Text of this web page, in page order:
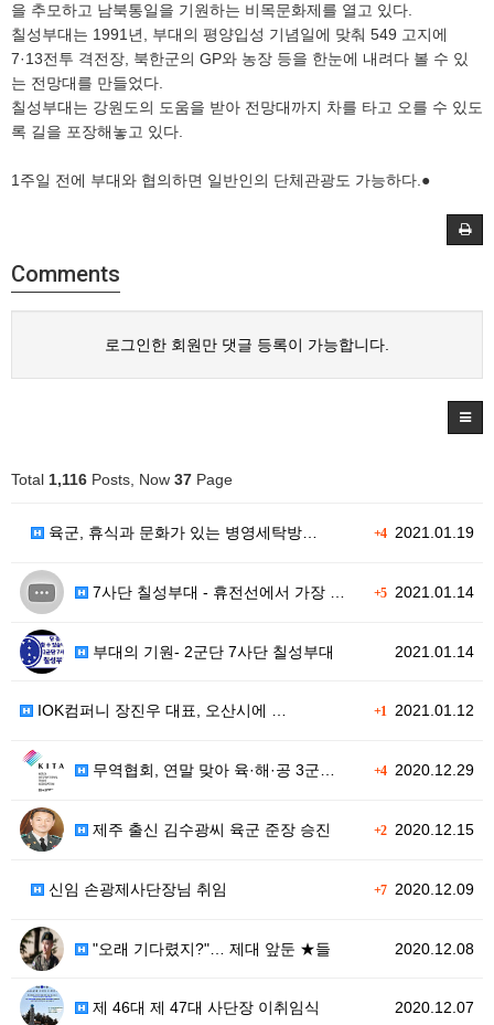
을 추모하고 남북통일을 기원하는 비목문화제를 열고 있다.
칠성부대는 1991년, 부대의 평양입성 기념일에 맞춰 549 고지에
7·13전투 격전장, 북한군의 GP와 농장 등을 한눈에 내려다 볼 수 있
는 전망대를 만들었다.
칠성부대는 강원도의 도움을 받아 전망대까지 차를 타고 오를 수 있도
록 길을 포장해놓고 있다.
1주일 전에 부대와 협의하면 일반인의 단체관광도 가능하다.●
Comments
로그인한 회원만 댓글 등록이 가능합니다.
Total 1,116 Posts, Now 37 Page
+42021.01.19
육군, 휴식과 문화가 있는 병영세탁방…
+52021.01.14
7사단 칠성부대 - 휴전선에서 가장 …
2021.01.14
부대의 기원- 2군단 7사단 칠성부대
+1 2021.01.12
IOK컴퍼니 장진우 대표, 오산시에 …
+42020.12.29
무역협회, 연말 맞아 육·해·공 3군…
+22020.12.15
제주 출신 김수광씨 육군 준장 승진
+72020.12.09
신임 손광제사단장님 취임
2020.12.08
"오래 기다렸지?"… 제대 앞둔 ★들
2020.12.07
제 46대 제 47대 사단장 이취임식